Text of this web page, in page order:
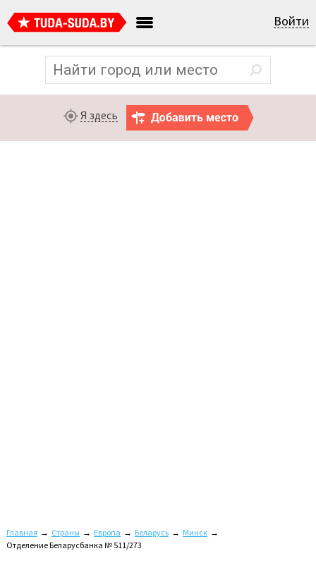
Войти
Я здесь
Главная → Страны → Европа → Беларусь → Минск →
Отделение Беларусбанка № 511/273